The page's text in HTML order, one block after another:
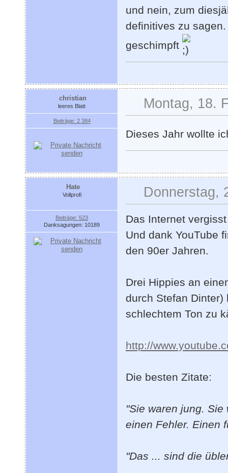
und nein, zum
definitives zu
geschimpft
christian
leeres Blatt
Beiträge: 2 384
Montag, 18.
Dieses Jahr wollte
Hate
Vollprofi
Beiträge: 523
Danksagungen: 10189
Donnerstag,
Das Internet
Und dank YouTube
den 90er Jahren.
Drei Hippies an
durch Stefan
schlechtem Ton zu
http://
Die besten Zitate:
"Sie waren jung.
einen Fehler. Einen
"Das ... sind die